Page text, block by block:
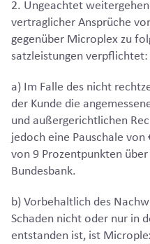
2. Ungeachtet
vertraglicher Ansprüche
gegenüber Microplex zu
satzleistungen verpflichtet:
a) Im Falle des nicht
der Kunde die
und außergerichtlichen
jedoch eine Pauschale
von 9 Prozentpunkten
Bundesbank.
b) Vorbehaltlich des
Schaden nicht oder nur in
entstanden ist, ist